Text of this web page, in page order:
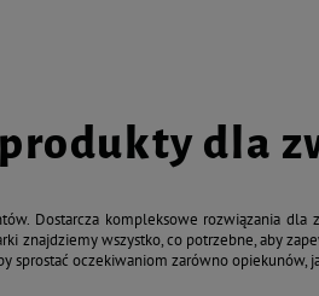
dla
Dostarcza kompleksowe rozwiązania
znajdziemy wszystko, co potrzebne, aby
sprostać oczekiwaniom zarówno opiekunów,